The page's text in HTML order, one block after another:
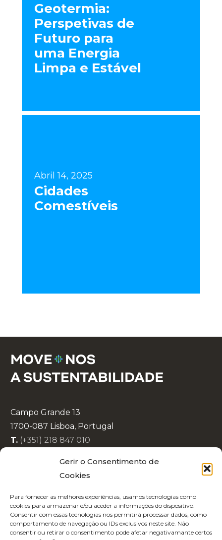
Gerir o Consentimento de
Cookies
Para fornecer as melhores experiências, usamos tecnologias como
cookies para armazenar e/ou aceder a informações do dispositivo.
Consentir com essas tecnologias nos permitirá processar dados, como
comportamento de navegação ou IDs exclusivos neste site. Não
consentir ou retirar o consentimento pode afetar negativamante certos
Geotermia:
Perspetivas de
Futuro para
uma Energia
Limpa e Estável
Abril 14, 2025
Cidades
Comestíveis
Campo Grande 13
1700-087 Lisboa, Portugal
T. (+351) 218 847 010
Política de Cookies
Código de Conduta
Recrutamento